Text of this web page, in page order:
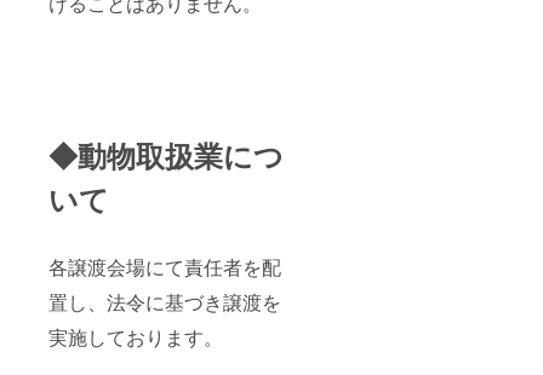
◆動物取扱業につ
いて
各譲渡会場にて責任者を配
置し、法令に基づき譲渡を
実施しております。